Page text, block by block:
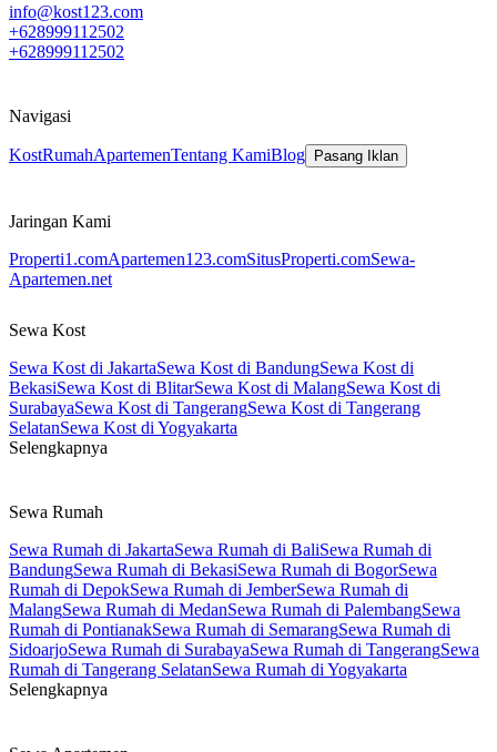
info@kost123.com
+628999112502
+628999112502
Navigasi
KostRumahApartemenTentang KamiBlog Pasang Iklan
Jaringan Kami
Properti1.comApartemen123.comSitusProperti.comSewa-
Apartemen.net
Sewa Kost
Sewa Kost di JakartaSewa Kost di BandungSewa Kost di
BekasiSewa Kost di BlitarSewa Kost di MalangSewa Kost di
SurabayaSewa Kost di TangerangSewa Kost di Tangerang
SelatanSewa Kost di Yogyakarta
Selengkapnya
Sewa Rumah
Sewa Rumah di JakartaSewa Rumah di BaliSewa Rumah di
BandungSewa Rumah di BekasiSewa Rumah di BogorSewa
Rumah di DepokSewa Rumah di JemberSewa Rumah di
MalangSewa Rumah di MedanSewa Rumah di PalembangSewa
Rumah di PontianakSewa Rumah di SemarangSewa Rumah di
SidoarjoSewa Rumah di SurabayaSewa Rumah di TangerangSewa
Rumah di Tangerang SelatanSewa Rumah di Yogyakarta
Selengkapnya